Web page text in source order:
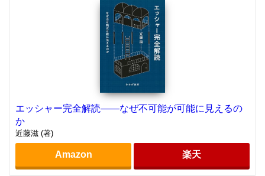
エッシャー完全解読――なぜ不可能が可能に見えるの
か
近藤滋 (著)
Amazon 楽天